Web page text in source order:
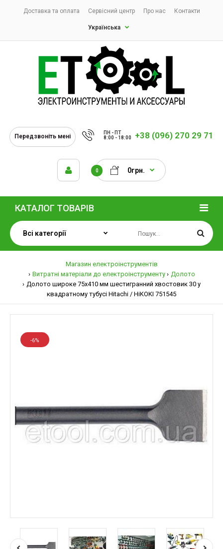
Доставка та оплата Сервісний центр Про нас Контакти
Українська
Передзвоніть мені
ПН - ПТ
8:00 - 18:00
+38 (096) 270 29 71
0 0грн.
КАТАЛОГ ТОВАРІВ
Магазин електроінструментів
Витратні матеріали до електроінструменту
Долото
Долото широке 75х410 мм шестигранний хвостовик 30 у
квадратному тубусі Hitachi / HiKOKI 751545
-6%